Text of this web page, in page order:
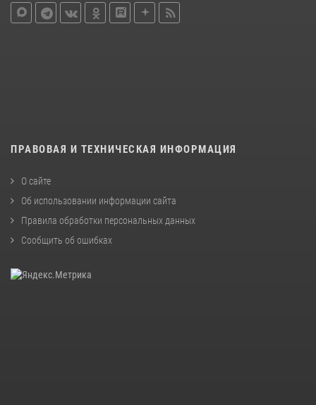
ПРАВОВАЯ И ТЕХНИЧЕСКАЯ ИНФОРМАЦИЯ
О сайте
Об использовании информации сайта
Правила обработки персональных данных
Сообщить об ошибках